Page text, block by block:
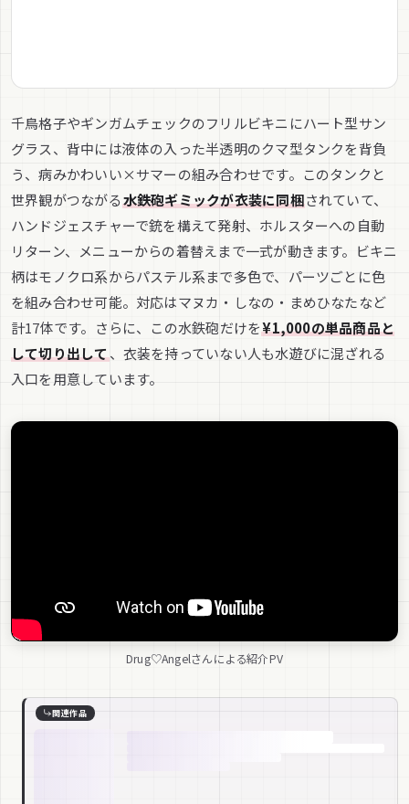
千鳥格子やギンガムチェックのフリルビキニにハート型サン
グラス、背中には液体の入った半透明のクマ型タンクを背負
う、病みかわいい×サマーの組み合わせです。このタンクと
世界観がつながる水鉄砲ギミックが衣装に同梱されていて、
ハンドジェスチャーで銃を構えて発射、ホルスターへの自動
リターン、メニューからの着替えまで一式が動きます。ビキニ
柄はモノクロ系からパステル系まで多色で、パーツごとに色
を組み合わせ可能。対応はマヌカ・しなの・まめひなたなど
計17体です。さらに、この水鉄砲だけを¥1,000の単品商品と
して切り出して、衣装を持っていない人も水遊びに混ざれる
入口を用意しています。
Drug♡Angelさんによる紹介PV
関連作品